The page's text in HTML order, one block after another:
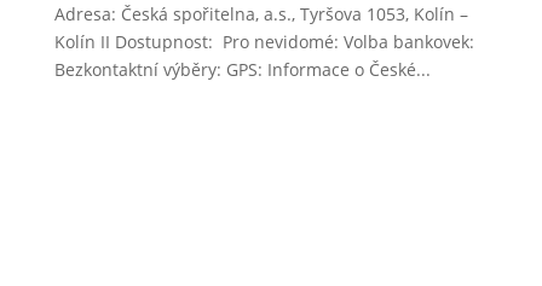
Adresa: Česká spořitelna, a.s., Tyršova 1053, Kolín –
Kolín II Dostupnost: Pro nevidomé: Volba bankovek:
Bezkontaktní výběry: GPS: Informace o České...